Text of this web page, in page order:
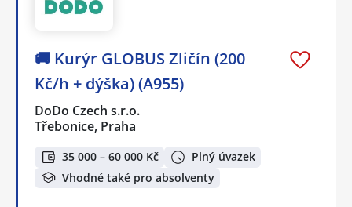
🚚 Kurýr GLOBUS Zličín (200
Kč/h + dýška) (A955)
DoDo Czech s.r.o.
Třebonice, Praha
35 000 – 60 000 Kč
Plný úvazek
Vhodné také pro absolventy